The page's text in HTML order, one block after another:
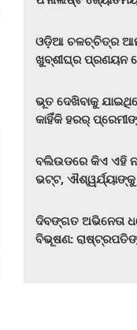
ଓଡ଼ିଆ ଚଳଚ୍ଚିତ୍ର
ଖୁବ୍‌ଶୀଘ୍ର ପ୍ରଣୟନ
ଭୂତ ଦେଖିବାକୁ
କାହିଁକି ହରର୍‌
ବଲିଉଡରେ କିଏ ଏହି
ଭଟ୍ଟ,
ଦିବଙ୍ଗତ ଅଭିନେତା
ବିଭୂଷଣ: